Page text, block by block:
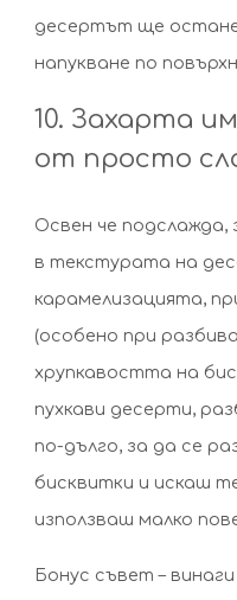
десертът ще
напукване по
10. Захарта
от просто
Освен че подслажда,
в текстурата на
карамелизацията,
(особено при
хрупкавостта на
пухкави десерти,
по-дълго, за да се
бисквитки и искаш
използваш малко
Бонус съвет –